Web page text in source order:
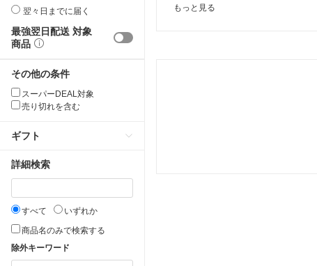
翌々日までに届く
最強翌日配送 対象
商品
その他の条件
スーパーDEAL対象
売り切れを含む
ギフト
詳細検索
すべて
いずれか
商品名のみで検索する
除外キーワード
もっと見る